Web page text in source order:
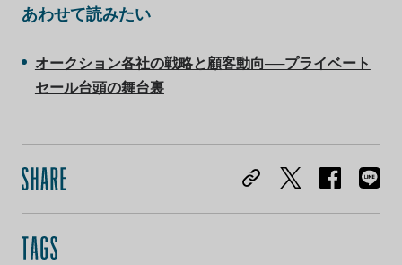
あわせて読みたい
オークション各社の戦略と顧客動向──プライベート
セール台頭の舞台裏